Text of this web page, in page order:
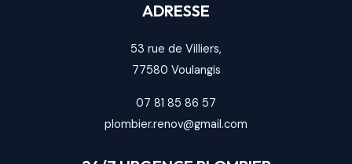
ADRESSE
53 rue de Villiers,
77580 Voulangis
07 81 85 86 57
plombier.renov@gmail.com